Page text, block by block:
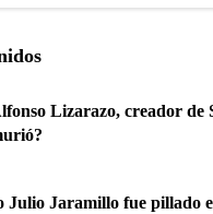
Lizarazo, creador de
Julio Jaramillo fue pillado